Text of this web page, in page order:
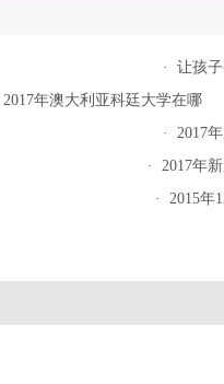
· 让孩
2017年澳大利亚科廷大学在哪
· 2017
· 2017年
· 2015年